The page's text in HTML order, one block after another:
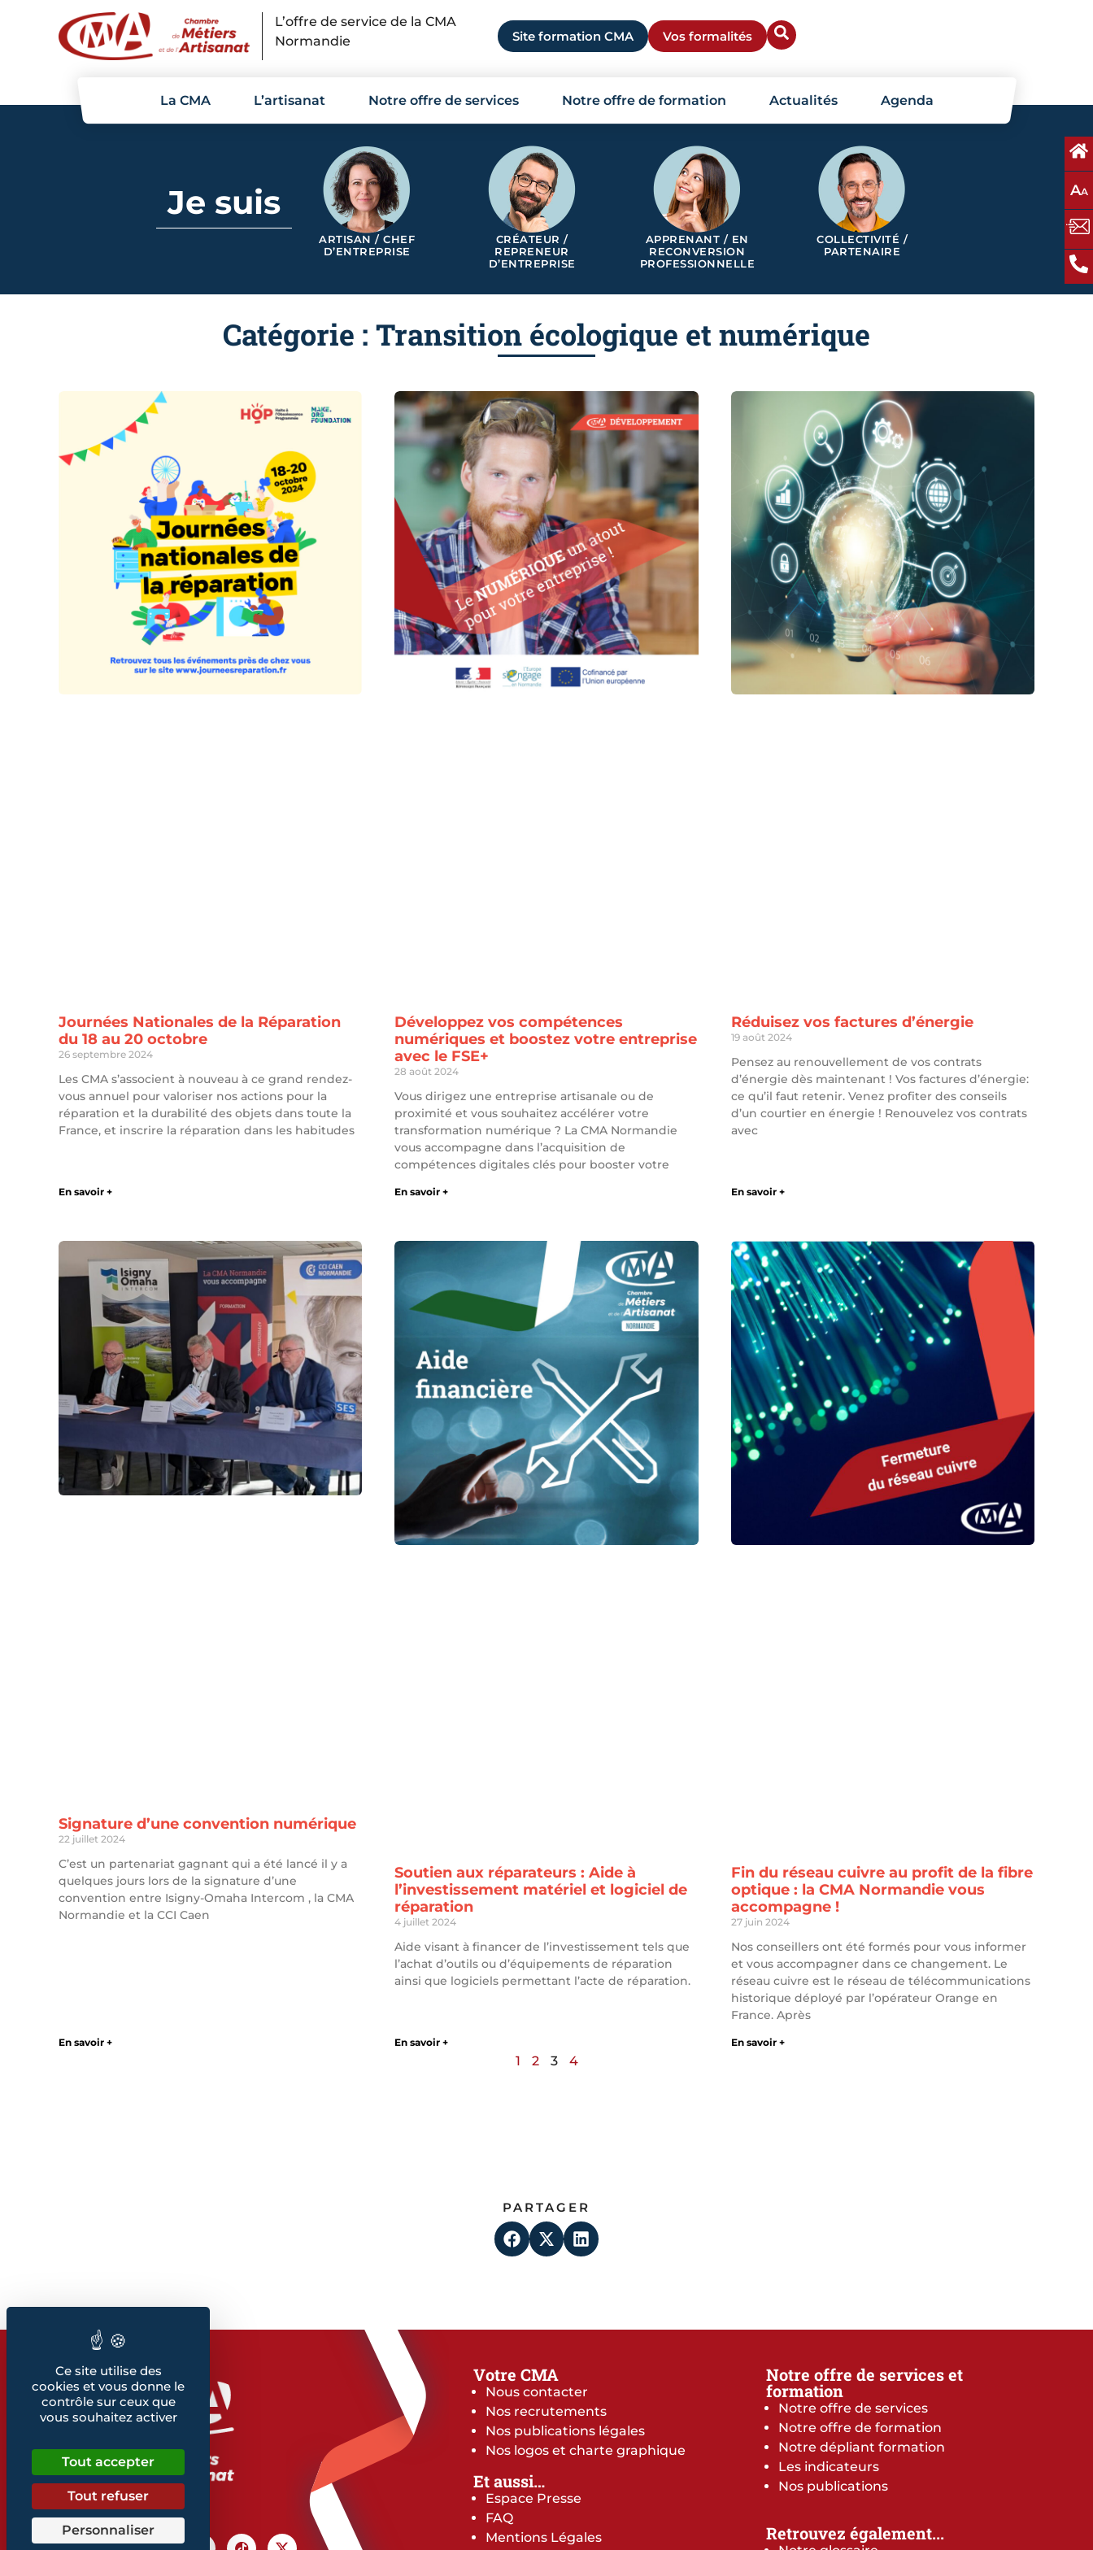
L’offre de service de la CMA
Normandie
Site formation CMA Vos formalités
La CMA L’artisanat Notre offre de services Notre offre de formation Actualités Agenda
AA
Je suis
ARTISAN / CHEF
D’ENTREPRISE
CRÉATEUR /
REPRENEUR
D’ENTREPRISE
APPRENANT / EN
RECONVERSION
PROFESSIONNELLE
COLLECTIVITÉ /
PARTENAIRE
Catégorie : Transition écologique et numérique
Journées Nationales de la Réparation
du 18 au 20 octobre
26 septembre 2024
Les CMA s’associent à nouveau à ce grand rendez-
vous annuel pour valoriser nos actions pour la
réparation et la durabilité des objets dans toute la
France, et inscrire la réparation dans les habitudes
En savoir +
Développez vos compétences
numériques et boostez votre entreprise
avec le FSE+
28 août 2024
Vous dirigez une entreprise artisanale ou de
proximité et vous souhaitez accélérer votre
transformation numérique ? La CMA Normandie
vous accompagne dans l’acquisition de
compétences digitales clés pour booster votre
En savoir +
Réduisez vos factures d’énergie
19 août 2024
Pensez au renouvellement de vos contrats
d’énergie dès maintenant ! Vos factures d’énergie:
ce qu’il faut retenir. Venez profiter des conseils
d’un courtier en énergie ! Renouvelez vos contrats
avec
En savoir +
Signature d’une convention numérique
22 juillet 2024
C’est un partenariat gagnant qui a été lancé il y a
quelques jours lors de la signature d’une
convention entre Isigny-Omaha Intercom , la CMA
Normandie et la CCI Caen
En savoir +
Soutien aux réparateurs : Aide à
l’investissement matériel et logiciel de
réparation
4 juillet 2024
Aide visant à financer de l’investissement tels que
l’achat d’outils ou d’équipements de réparation
ainsi que logiciels permettant l’acte de réparation.
En savoir +
Fin du réseau cuivre au profit de la fibre
optique : la CMA Normandie vous
accompagne !
27 juin 2024
Nos conseillers ont été formés pour vous informer
et vous accompagner dans ce changement. Le
réseau cuivre est le réseau de télécommunications
historique déployé par l’opérateur Orange en
France. Après
En savoir +
1 2 3 4
PARTAGER
Votre CMA
Nous contacter
Nos recrutements
Nos publications légales
Nos logos et charte graphique
Et aussi…
Espace Presse
FAQ
Mentions Légales
Notre offre de services et
formation
Notre offre de services
Notre offre de formation
Notre dépliant formation
Les indicateurs
Nos publications
Retrouvez également...
Panneau de gestion des cookies
Ce site utilise des
cookies et vous donne le
contrôle sur ceux que
vous souhaitez activer
Tout accepter
Tout refuser
Personnaliser